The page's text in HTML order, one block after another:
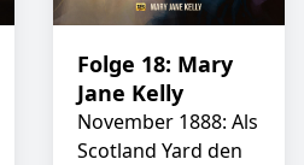
Folge 18: Mary
Jane Kelly
November 1888: Als
Scotland Yard den